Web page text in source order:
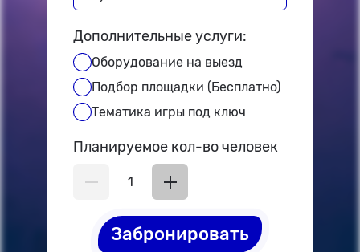
Дополнительные услуги:
Оборудование на выезд
Подбор площадки (Бесплатно)
Тематика игры под ключ
Планируемое кол-во человек
Забронировать